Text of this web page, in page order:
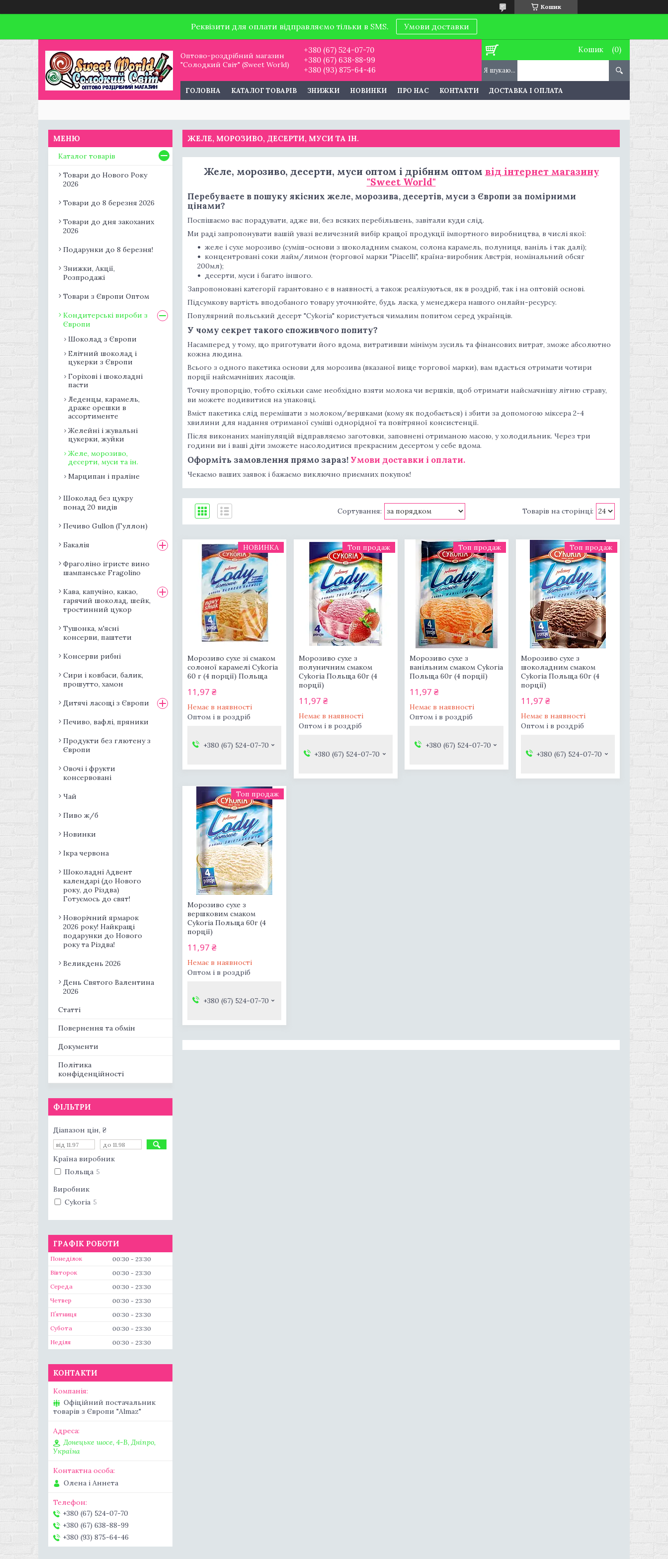
Кошик
Реквізити для оплати відправляємо тільки в SMS. Умови доставки
Оптово-роздрібний магазин
"Солодкий Світ" (Sweet World)
+380 (67) 524-07-70
+380 (67) 638-88-99
+380 (93) 875-64-46
Кошик
ГОЛОВНА КАТАЛОГ ТОВАРІВ ЗНИЖКИ НОВИНКИ ПРО НАС КОНТАКТИ ДОСТАВКА І ОПЛАТА
ЖЕЛЕ, МОРОЗИВО, ДЕСЕРТИ, МУСИ ТА ІН.
Желе, морозиво, десерти, муси оптом і дрібним оптом від інтернет магазину
"Sweet World"
Перебуваєте в пошуку якісних желе, морозива, десертів, муси з Європи за помірними
цінами?
Поспішаємо вас порадувати, адже ви, без всяких перебільшень, завітали куди слід.
Ми раді запропонувати вашій увазі величезний вибір кращої продукції імпортного виробництва, в числі якої:
желе і сухе морозиво (суміш-основи з шоколадним смаком, солона карамель, полуниця, ваніль і так далі);
концентровані соки лайм/лимон (торгової марки "Piacelli", країна-виробник Австрія, номінальний обсяг
200мл);
десерти, муси і багато іншого.
Запропоновані категорії гарантовано є в наявності, а також реалізуються, як в роздріб, так і на оптовій основі.
Підсумкову вартість вподобаного товару уточнюйте, будь ласка, у менеджера нашого онлайн-ресурсу.
Популярний польський десерт "Cykoria" користується чималим попитом серед українців.
У чому секрет такого споживчого попиту?
Насамперед у тому, що приготувати його вдома, витративши мінімум зусиль та фінансових витрат, зможе абсолютно
кожна людина.
Всього з одного пакетика основи для морозива (вказаної вище торгової марки), вам вдасться отримати чотири
порції найсмачніших ласощів.
Точну пропорцію, тобто скільки саме необхідно взяти молока чи вершків, щоб отримати найсмачнішу літню страву,
ви можете подивитися на упаковці.
Вміст пакетика слід перемішати з молоком/вершками (кому як подобається) і збити за допомогою міксера 2-4
хвилини для надання отриманої суміші однорідної та повітряної консистенції.
Після виконаних маніпуляцій відправляємо заготовки, заповнені отриманою масою, у холодильник. Через три
години ви і ваші діти зможете насолодитися прекрасним десертом у себе вдома.
Оформіть замовлення прямо зараз! Умови доставки і оплати.
Чекаємо ваших заявок і бажаємо виключно приємних покупок!
НОВИНКА
Морозиво сухе зі смаком
солоної карамелі Cykoria
60 г (4 порції) Польща
11,97 ₴
Немає в наявності
Оптом і в роздріб
+380 (67) 524-07-70
Топ продаж
Морозиво сухе з
полуничним смаком
Cykoria Польща 60г (4
порції)
11,97 ₴
Немає в наявності
Оптом і в роздріб
+380 (67) 524-07-70
Топ продаж
Морозиво сухе з
ванільним смаком Cykoria
Польща 60г (4 порції)
11,97 ₴
Немає в наявності
Оптом і в роздріб
+380 (67) 524-07-70
Топ продаж
Морозиво сухе з
шоколадним смаком
Cykoria Польща 60г (4
порції)
11,97 ₴
Немає в наявності
Оптом і в роздріб
+380 (67) 524-07-70
Топ продаж
Морозиво сухе з
вершковим смаком
Cykoria Польща 60г (4
порції)
11,97 ₴
Немає в наявності
Оптом і в роздріб
+380 (67) 524-07-70
Каталог товарів
Товари до Нового Року
2026
Товари до 8 березня 2026
Товари до дня закоханих
2026
Подарунки до 8 березня!
Знижки, Акції,
Розпродажі
Товари з Європи Оптом
Кондитерські вироби з
Європи
Шоколад з Європи
Елітний шоколад і
цукерки з Європи
Горіхові і шоколадні
пасти
Леденцы, карамель,
драже орешки в
ассортименте
Желейні і жувальні
цукерки, жуйки
Желе, морозиво,
десерти, муси та ін.
Марципан і праліне
Шоколад без цукру
понад 20 видів
Печиво Gullon (Гуллон)
Бакалія
Фраголіно ігристе вино
шампанське Fragolino
Кава, капучіно, какао,
гарячий шоколад, шейк,
тростинний цукор
Тушонка, м'ясні
консерви, паштети
Консерви рибні
Сири і ковбаси, балик,
прошутто, хамон
Дитячі ласощі з Європи
Печиво, вафлі, пряники
Продукти без глютену з
Європи
Овочі і фрукти
консервовані
Чай
Пиво ж/б
Новинки
Ікра червона
Шоколадні Адвент
календарі (до Нового
року, до Різдва)
Готуємось до свят!
Новорічний ярмарок
2026 року! Найкращі
подарунки до Нового
року та Різдва!
Великдень 2026
День Святого Валентина
2026
Статті
Повернення та обмін
Документи
Політика
конфіденційності
ФІЛЬТРИ
Діапазон цін, ₴
Країна виробник
Польща 5
Виробник
Cykoria 5
ГРАФІК РОБОТИ
Понеділок 00:30
23:30
Вівторок
00:30
23:30
Середа
00:30
23:30
Четвер
00:30
23:30
Пʼятниця
00:30
23:30
Субота
00:30
23:30
Неділя
00:30 23:30
КОНТАКТИ
Офіційний постачальник
товарів з Європи "Almaz"
Донецьке шосе, 4-В, Дніпро,
Україна
Олена і Аннета
+380 (67) 524-07-70
+380 (67) 638-88-99
+380 (93) 875-64-46